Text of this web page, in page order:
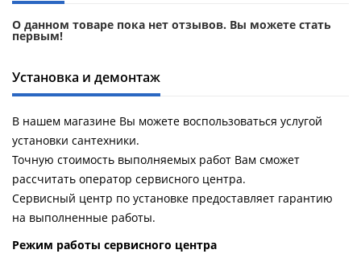
О данном товаре пока нет отзывов. Вы можете стать
первым!
Установка и демонтаж
В нашем магазине Вы можете воспользоваться услугой
установки сантехники.
Точную стоимость выполняемых работ Вам сможет
рассчитать оператор сервисного центра.
Сервисный центр по установке предоставляет гарантию
на выполненные работы.
Pежим работы сервисного центра